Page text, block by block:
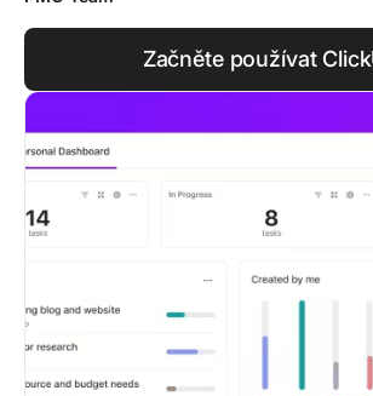
Začněte používat